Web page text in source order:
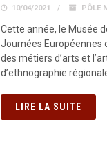
10/04/2021 PÔLE
Cette année, le Musée
Journées Européennes
des métiers d’arts et
d’ethnographie
LIRE LA SUITE